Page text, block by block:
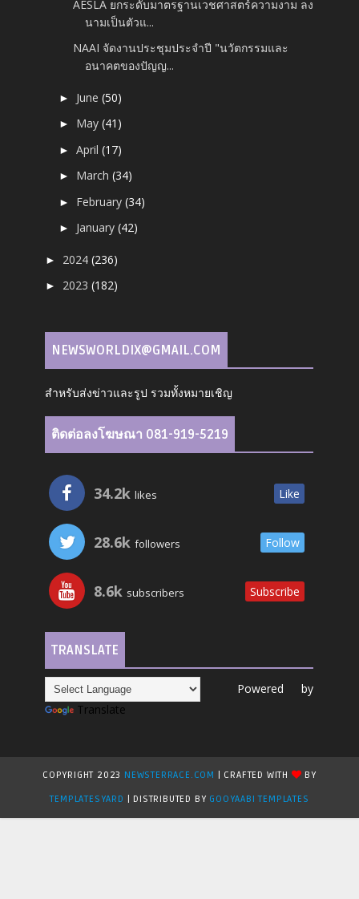
AESLA ยกระดับมาตรฐานเวชศาสตร์ความงาม ลง
นามเป็นตัวแ...
NAAI จัดงานประชุมประจําปี "นวัตกรรมและ
อนาคตของปัญญ...
► June(50)
► May(41)
►April(17)
► March(34)
► February(34)
► January(42)
► 2024(236)
► 2023(182)
NEWSWORLDIX@GMAIL.COM
สำหรับส่งข่าวและรูป รวมทั้งหมายเชิญ
ติดต่อลงโฆษณา 081-919-5219
34.2k likes Like
28.6k followers Follow
8.6k subscribers Subscribe
TRANSLATE
Powered by
Translate
COPYRIGHT 2023 NEWSTERRACE.COM | CRAFTED WITH
BY
TEMPLATESYARD
| DISTRIBUTED BY GOOYAABI TEMPLATES